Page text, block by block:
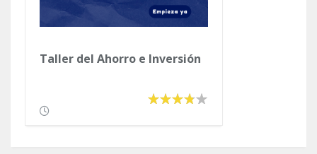
Taller del Ahorro e Inversión